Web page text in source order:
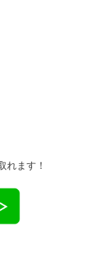
れます！